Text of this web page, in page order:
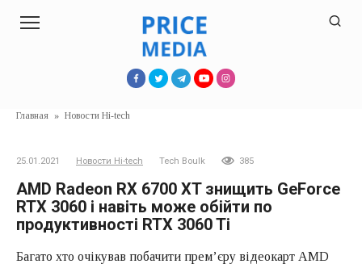
Главная » Новости Hi-tech
25.01.2021 Новости Hi-tech Tech Boulk 385
AMD Radeon RX 6700 XT знищить GeForce
RTX 3060 і навіть може обійти по
продуктивності RTX 3060 Ti
Багато хто очікував побачити прем’єру відеокарт AMD